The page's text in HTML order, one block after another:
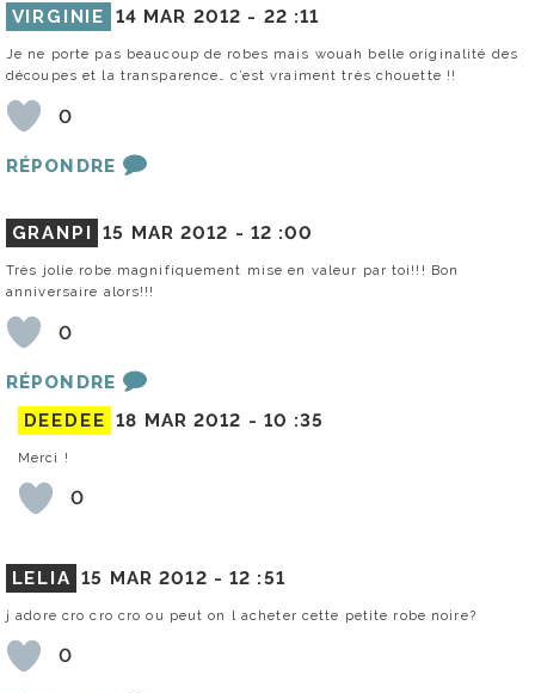
VIRGINIE 14 MAR 2012 - 22 :11
Je ne porte pas beaucoup de robes mais wouah belle originalité des
découpes et la transparence… c’est vraiment très chouette !!
0
RÉPONDRE
GRANPI 15 MAR 2012 - 12 :00
Très jolie robe magnifiquement mise en valeur par toi!!! Bon
anniversaire alors!!!
0
RÉPONDRE
DEEDEE 18 MAR 2012 - 10 :35
Merci !
0
LELIA 15 MAR 2012 -12 :51
j adore cro cro cro ou peut on l acheter cette petite robe noire?
0